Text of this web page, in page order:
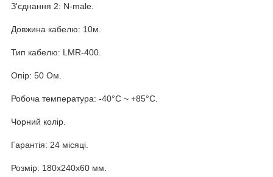
З'єднання 2: N-male.
Довжина кабелю: 10м.
Тип кабелю: LMR-400.
Опір: 50 Ом.
Робоча температура: -40°С ~ +85°С.
Чорний колір.
Гарантія: 24 місяці.
Розмір: 180x240x60 мм.